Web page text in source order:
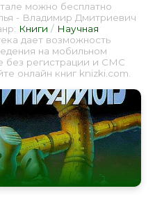
можно бесплатно
- Владимир Дмитриевич
Книги / Научная
дает возможность
на мобильном
без регистрации и СМС
онлайн книг knizki.com.